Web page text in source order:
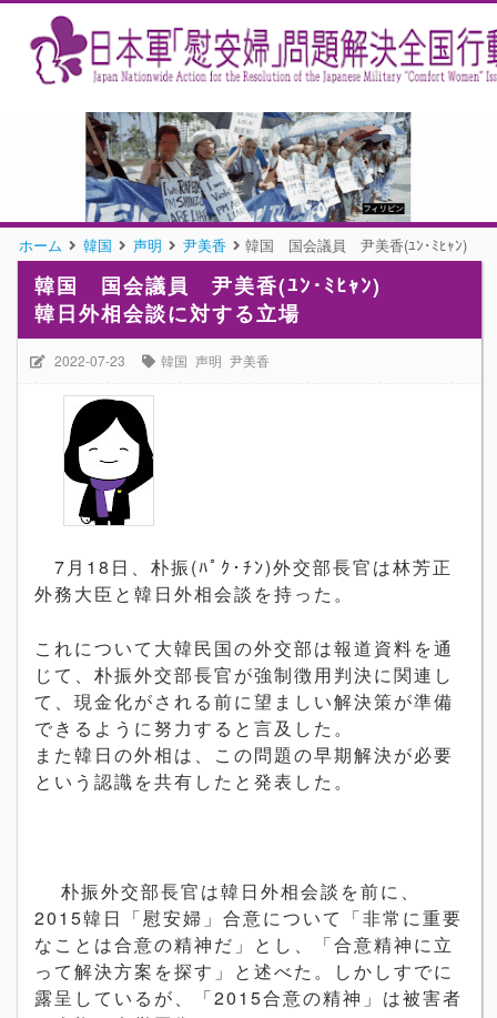
ホーム 韓国 声明 尹美香 韓国 国会議員 尹美香(ﾕﾝ･ﾐﾋｬﾝ)
韓国 国会議員 尹美香(ﾕﾝ･ﾐﾋｬﾝ)
韓日外相会談に対する立場
2022-07-23 韓国 声明 尹美香
7月18日、朴振(ﾊﾟｸ･ﾁﾝ)外交部長官は林芳正
外務大臣と韓日外相会談を持った。
これについて大韓民国の外交部は報道資料を通
じて、朴振外交部長官が強制徴用判決に関連し
て、現金化がされる前に望ましい解決策が準備
できるように努力すると言及した。
また韓日の外相は、この問題の早期解決が必要
という認識を共有したと発表した。
朴振外交部長官は韓日外相会談を前に、
2015韓日「慰安婦」合意について「非常に重要
なことは合意の精神だ」とし、「合意精神に立
って解決方案を探す」と述べた。しかしすでに
露呈しているが、「2015合意の精神」は被害者